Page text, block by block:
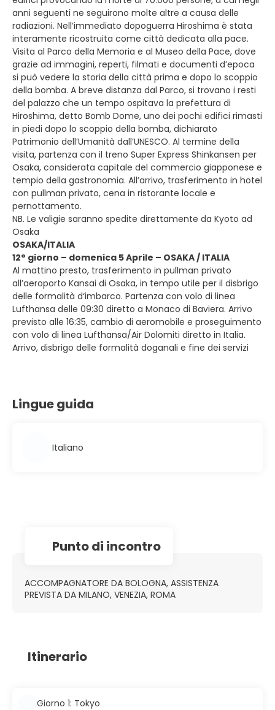
anni seguenti ne seguirono molte altre a causa delle
radiazioni. Nell’immediato dopoguerra Hiroshima è stata
interamente ricostruita come città dedicata alla pace.
Visita al Parco della Memoria e al Museo della Pace, dove
grazie ad immagini, reperti, filmati e documenti d’epoca
si può vedere la storia della città prima e dopo lo scoppio
della bomba. A breve distanza dal Parco, si trovano i resti
del palazzo che un tempo ospitava la prefettura di
Hiroshima, detto Bomb Dome, uno dei pochi edifici rimasti
in piedi dopo lo scoppio della bomba, dichiarato
Patrimonio dell’Umanità dall’UNESCO. Al termine della
visita, partenza con il treno Super Express Shinkansen per
Osaka, considerata capitale del commercio giapponese e
tempio della gastronomia. All’arrivo, trasferimento in hotel
con pullman privato, cena in ristorante locale e
pernottamento.
NB. Le valigie saranno spedite direttamente da Kyoto ad
Osaka
OSAKA/ITALIA
12° giorno – domenica 5 Aprile – OSAKA / ITALIA
Al mattino presto, trasferimento in pullman privato
all’aeroporto Kansai di Osaka, in tempo utile per il disbrigo
delle formalità d‘imbarco. Partenza con volo di linea
Lufthansa delle 09:30 diretto a Monaco di Baviera. Arrivo
previsto alle 16:35, cambio di aeromobile e proseguimento
con volo di linea Lufthansa/Air Dolomiti diretto in Italia.
Arrivo, disbrigo delle formalità doganali e fine dei servizi
Lingue guida
Italiano
Punto di incontro
ACCOMPAGNATORE DA BOLOGNA, ASSISTENZA
PREVISTA DA MILANO, VENEZIA, ROMA
Itinerario
Giorno 1: Tokyo